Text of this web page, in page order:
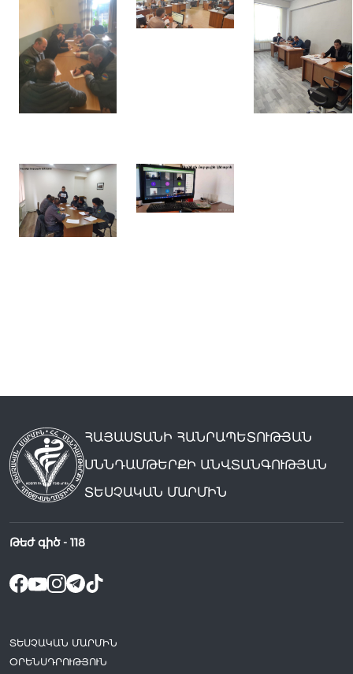
ՀԱՅԱՍՏԱՆԻ ՀԱՆՐԱՊԵՏՈՒԹՅԱՆ
ՍՆՆԴԱՄԹԵՐՔԻ ԱՆՎՏԱՆԳՈՒԹՅԱՆ
ՏԵՍՉԱԿԱՆ ՄԱՐՄԻՆ
Թեժ գիծ - 118
ՏԵՍՉԱԿԱՆ ՄԱՐՄԻՆ
ՕՐԵՆՍԴՐՈՒԹՅՈՒՆ